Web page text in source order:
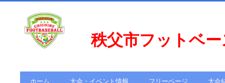
秩父市フットベ
ホーム 大会・イベント情報 フリーページ 大会